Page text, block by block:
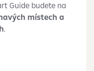
Guide budete na
místech a
.